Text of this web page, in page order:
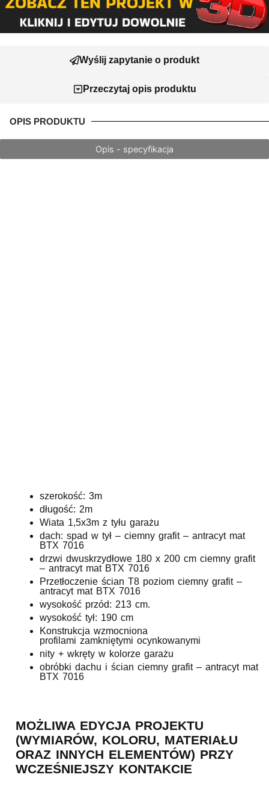
Wyślij zapytanie o produkt
Przeczytaj opis produktu
OPIS PRODUKTU
Opis - specyfikacja
szerokość: 3m
długość: 2m
Wiata 1,5x3m z tyłu garażu
dach: spad w tył – ciemny grafit – antracyt mat
BTX 7016
drzwi dwuskrzydłowe 180 x 200 cm ciemny grafit
– antracyt mat BTX 7016
Przetłoczenie ścian T8 poziom ciemny grafit –
antracyt mat BTX 7016
wysokość przód: 213 cm.
wysokość tył: 190 cm
Konstrukcja wzmocniona
profilami zamkniętymi ocynkowanymi
nity + wkręty w kolorze garażu
obróbki dachu i ścian ciemny grafit – antracyt mat
BTX 7016
MOŻLIWA EDYCJA PROJEKTU
(WYMIARÓW, KOLORU, MATERIAŁU
ORAZ INNYCH ELEMENTÓW) PRZY
WCZEŚNIEJSZY KONTAKCIE